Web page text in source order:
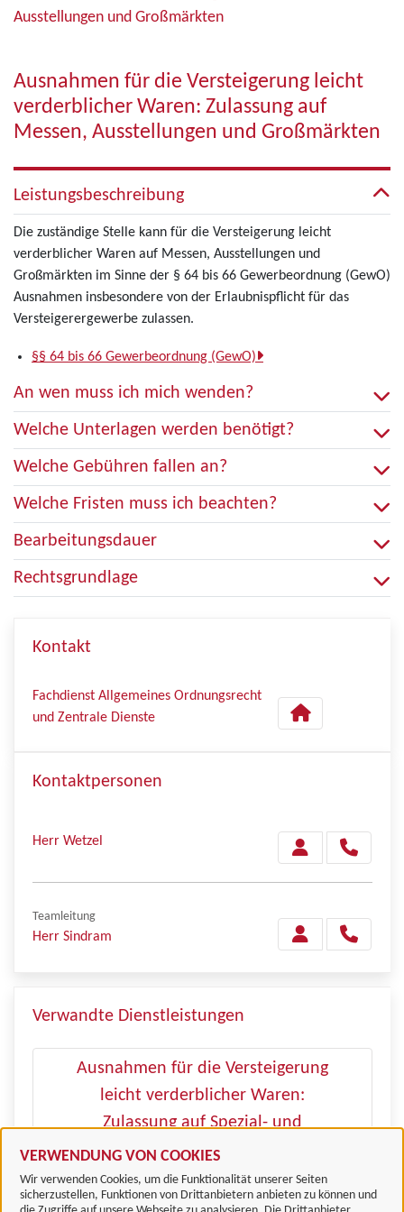
VERWENDUNG VON COOKIES
Wir verwenden Cookies, um die Funktionalität unserer Seiten
sicherzustellen, Funktionen von Drittanbietern anbieten zu können und
Ausstellungen und Großmärkten
Ausnahmen für die Versteigerung leicht
verderblicher Waren: Zulassung auf
Messen, Ausstellungen und Großmärkten
Leistungsbeschreibung
Die zuständige Stelle kann für die Versteigerung leicht
verderblicher Waren auf Messen, Ausstellungen und
Großmärkten im Sinne der § 64 bis 66 Gewerbeordnung (GewO)
Ausnahmen insbesondere von der Erlaubnispflicht für das
Versteigerergewerbe zulassen.
§§ 64 bis 66 Gewerbeordnung (GewO)
An wen muss ich mich wenden?
Welche Unterlagen werden benötigt?
Welche Gebühren fallen an?
Welche Fristen muss ich beachten?
Bearbeitungsdauer
Rechtsgrundlage
Kontakt
Fachdienst Allgemeines Ordnungsrecht
und Zentrale Dienste
Kontaktpersonen
Herr Wetzel
Teamleitung
Herr Sindram
Verwandte Dienstleistungen
Ausnahmen für die Versteigerung
leicht verderblicher Waren:
Zulassung auf Spezial- und
Jahrmärkten